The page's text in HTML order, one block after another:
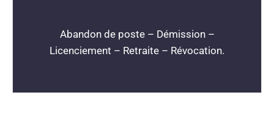
Abandon de poste – Démission –
Licenciement – Retraite – Révocation.